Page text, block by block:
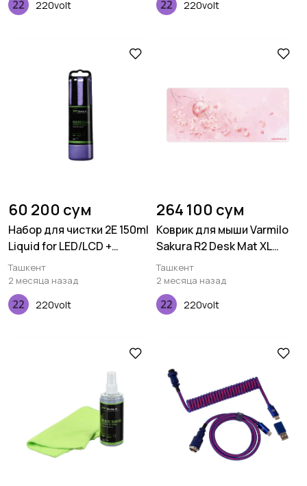
220volt 220volt
60 200 сум
Набор для чистки 2E 150ml
Liquid for LED/LCD +
салфетка, Violet
Ташкент
2 месяца назад
220volt
264 100 сум
Коврик для мыши Varmilo
Sakura R2 Desk Mat XL
(900х400х3мм)
Ташкент
2 месяца назад
220volt